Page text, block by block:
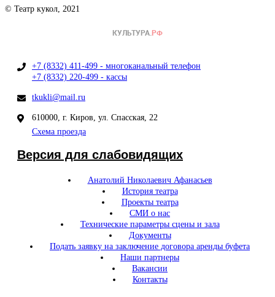
© Театр кукол, 2021
+7 (8332) 411-499 - многоканальный телефон
+7 (8332) 220-499 - кассы
tkukli@mail.ru
610000, г. Киров, ул. Спасская, 22
Схема проезда
Версия для слабовидящих
Анатолий Николаевич Афанасьев
История театра
Проекты театра
СМИ о нас
Технические параметры сцены и зала
Документы
Подать заявку на заключение договора аренды буфета
Наши партнеры
Вакансии
Контакты